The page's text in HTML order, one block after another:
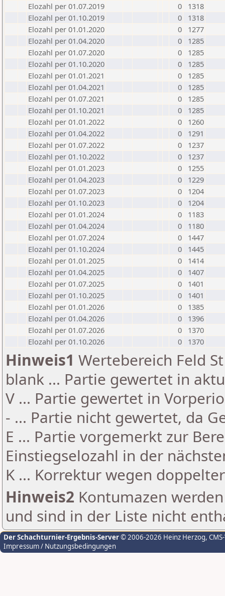
Elozahl per 01.07.2019
0
1318
Elozahl per 01.10.2019
0
1318
Elozahl per 01.01.2020
0
1277
Elozahl per 01.04.2020
0
1285
Elozahl per 01.07.2020
0
1285
Elozahl per 01.10.2020
0
1285
Elozahl per 01.01.2021
0
1285
Elozahl per 01.04.2021
0
1285
Elozahl per 01.07.2021
0
1285
Elozahl per 01.10.2021
0
1285
Elozahl per 01.01.2022
0
1260
Elozahl per 01.04.2022
0
1291
Elozahl per 01.07.2022
0
1237
Elozahl per 01.10.2022
0
1237
Elozahl per 01.01.2023
0
1255
Elozahl per 01.04.2023
0
1229
Elozahl per 01.07.2023
0
1204
Elozahl per 01.10.2023
0
1204
Elozahl per 01.01.2024
0
1183
Elozahl per 01.04.2024
0
1180
Elozahl per 01.07.2024
0
1447
Elozahl per 01.10.2024
0
1445
Elozahl per 01.01.2025
0
1414
Elozahl per 01.04.2025
0
1407
Elozahl per 01.07.2025
0
1401
Elozahl per 01.10.2025
0
1401
Elozahl per 01.01.2026
0
1385
Elozahl per 01.04.2026
0
1396
Elozahl per 01.07.2026
0
1370
Elozahl per 01.10.2026
0 1370
Hinweis1 Wertebereich Feld
blank ... Partie gewertet in
V ... Partie gewertet in
- ... Partie nicht gewertet, da
E ... Partie vorgemerkt zur
Einstiegselozahl in der
K ... Korrektur wegen
Hinweis2 Kontumazen
und sind in der Liste nicht
Der Schachturnier-Ergebnis-Server© 2006-2026 Heinz Herzog,
Impressum / Nutzungsbedingungen